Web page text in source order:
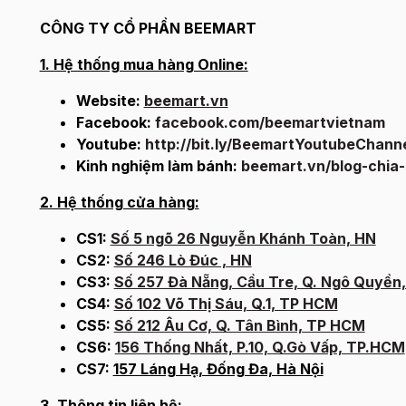
CÔNG TY CỔ PHẦN BEEMART
1. Hệ thống mua hàng Online:
Website: beemart.vn
Facebook: facebook.com/beemartvietnam
Youtube: http://bit.ly/
Kinh nghiệm làm bánh: beemart.vn/blog-
2. Hệ thống cửa hàng:
CS1: Số 5 ngõ 26 Nguyễn Khánh Toàn, HN
CS2: Số 246 Lò Đúc , HN
CS3: Số 257 Đà Nẵng, Cầu Tre, Q. Ngô
CS4: Số 102 Võ Thị Sáu, Q.1, TP HCM
CS5: Số 212 Âu Cơ, Q. Tân Bình, TP HCM
CS6: 156 Thống Nhất, P.10, Q.Gò Vấp, TP.HCM
CS7: 157 Láng Hạ, Đống Đa, Hà Nội